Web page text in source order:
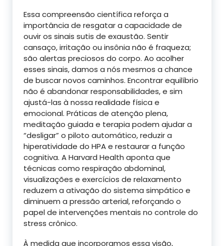
Essa compreensão científica reforça a
importância de resgatar a capacidade de
ouvir os sinais sutis de exaustão. Sentir
cansaço, irritação ou insônia não é fraqueza;
são alertas preciosos do corpo. Ao acolher
esses sinais, damos a nós mesmos a chance
de buscar novos caminhos. Encontrar equilíbrio
não é abandonar responsabilidades, e sim
ajustá-las à nossa realidade física e
emocional. Práticas de atenção plena,
meditação guiada e terapia podem ajudar a
“desligar” o piloto automático, reduzir a
hiperatividade do HPA e restaurar a função
cognitiva. A Harvard Health aponta que
técnicas como respiração abdominal,
visualizações e exercícios de relaxamento
reduzem a ativação do sistema simpático e
diminuem a pressão arterial, reforçando o
papel de intervenções mentais no controle do
stress crônico.
À medida que incorporamos essa visão,